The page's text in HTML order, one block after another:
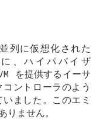
に仮想化された
、ハイパバイザ
提供するイーサ
ントローラのよう
ました。このエミ
りません。